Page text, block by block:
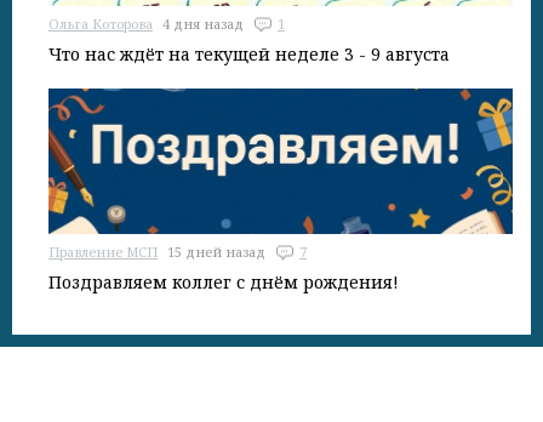
Ольга Которова 4 дня назад 1
Что нас ждёт на текущей неделе 3 - 9 августа
Правление МСП 15 дней назад 7
Поздравляем коллег с днём рождения!